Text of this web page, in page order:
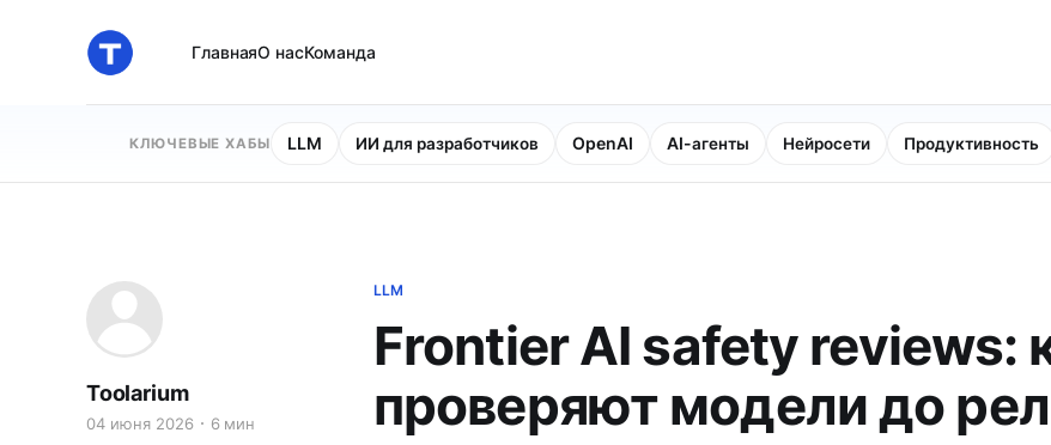
ГлавнаяО насКоманда
КЛЮЧЕВЫЕ ХАБЫ LLM ИИ для разработчиков OpenAI AI-агенты Нейросети Продуктивность
LLM
Frontier AI safety reviews:
проверяют модели до
Toolarium
04 июня 2026 6 мин